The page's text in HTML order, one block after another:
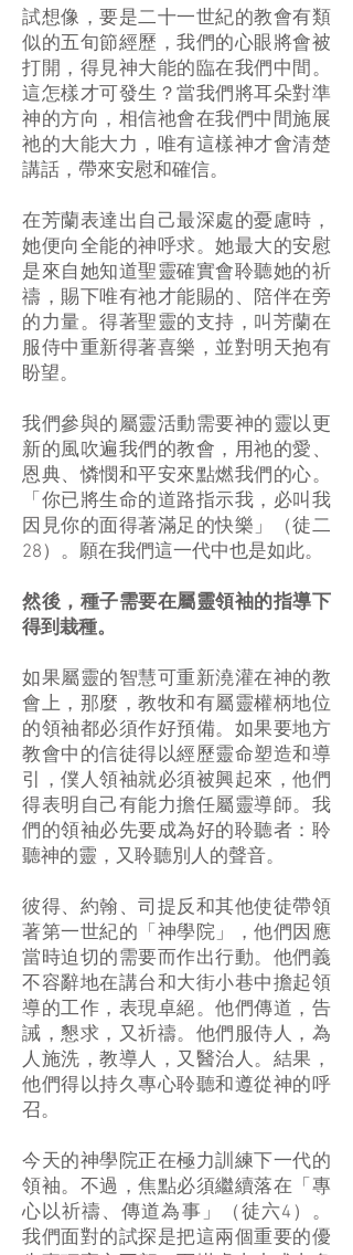
試想像，要是二十一世紀的教會有類
似的五旬節經歷，我們的心眼將會被
打開，得見神大能的臨在我們中間。
這怎樣才可發生？當我們將耳朵對準
神的方向，相信祂會在我們中間施展
祂的大能大力，唯有這樣神才會清楚
講話，帶來安慰和確信。
在芳蘭表達出自己最深處的憂慮時，
她便向全能的神呼求。她最大的安慰
是來自她知道聖靈確實會聆聽她的祈
禱，賜下唯有祂才能賜的、陪伴在旁
的力量。得著聖靈的支持，叫芳蘭在
服侍中重新得著喜樂，並對明天抱有
盼望。
我們參與的屬靈活動需要神的靈以更
新的風吹遍我們的教會，用祂的愛、
恩典、憐憫和平安來點燃我們的心。
「你已將生命的道路指示我，必叫我
因見你的面得著滿足的快樂」（徒二
28）。願在我們這一代中也是如此。
然後，種子需要在屬靈領袖的指導下
得到栽種。
如果屬靈的智慧可重新澆灌在神的教
會上，那麼，教牧和有屬靈權柄地位
的領袖都必須作好預備。如果要地方
教會中的信徒得以經歷靈命塑造和導
引，僕人領袖就必須被興起來，他們
得表明自己有能力擔任屬靈導師。我
們的領袖必先要成為好的聆聽者：聆
聽神的靈，又聆聽別人的聲音。
彼得、約翰、司提反和其他使徒帶領
著第一世紀的「神學院」，他們因應
當時迫切的需要而作出行動。他們義
不容辭地在講台和大街小巷中擔起領
導的工作，表現卓絕。他們傳道，告
誡，懇求，又祈禱。他們服侍人，為
人施洗，教導人，又醫治人。結果，
他們得以持久專心聆聽和遵從神的呼
召。
今天的神學院正在極力訓練下一代的
領袖。不過，焦點必須繼續落在「專
心以祈禱、傳道為事」（徒六4）。
我們面對的試探是把這兩個重要的優